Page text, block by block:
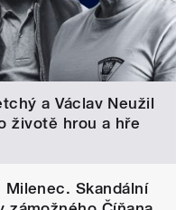
a Václav Neužil
životě hrou a hře
Milenec. Skandální